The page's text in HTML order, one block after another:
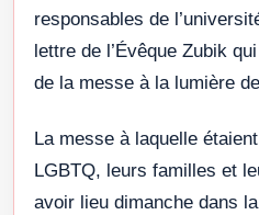
responsables de
lettre de l’Évêque Zubik
de la messe à la lumière
La messe à laquelle
LGBTQ, leurs familles et
avoir lieu dimanche dans